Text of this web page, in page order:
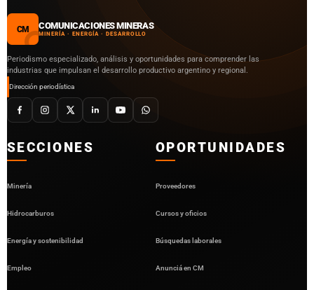
CM COMUNICACIONES MINERAS
MINERÍA · ENERGÍA · DESARROLLO
Periodismo especializado, análisis y oportunidades para comprender las
industrias que impulsan el desarrollo productivo argentino y regional.
Dirección periodística
SECCIONES
Minería
Hidrocarburos
Energía y sostenibilidad
Empleo
OPORTUNIDADES
Proveedores
Cursos y oficios
Búsquedas laborales
Anunciá en CM